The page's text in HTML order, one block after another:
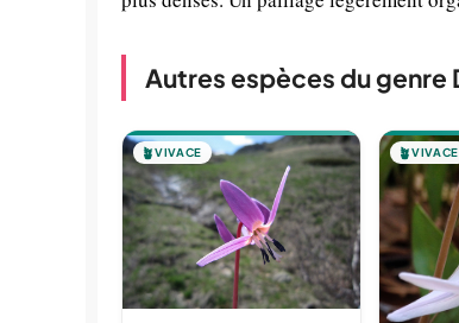
Autres espèces du
🪴VIVACE 🪴VIVACE